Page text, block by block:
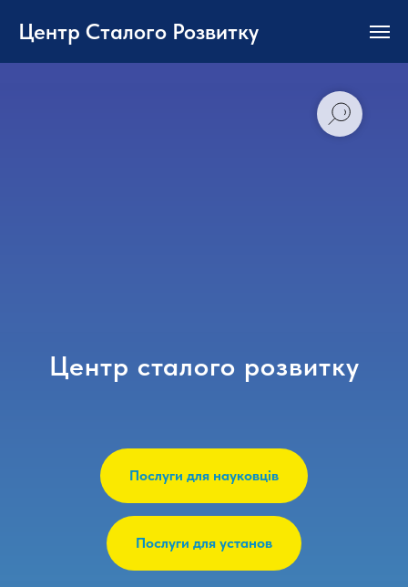
Центр Сталого Розвитку
Центр сталого розвитку
Послуги для науковців
Послуги для установ